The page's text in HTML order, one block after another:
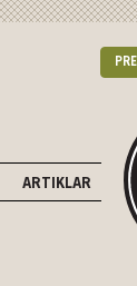
ARTIKLAR